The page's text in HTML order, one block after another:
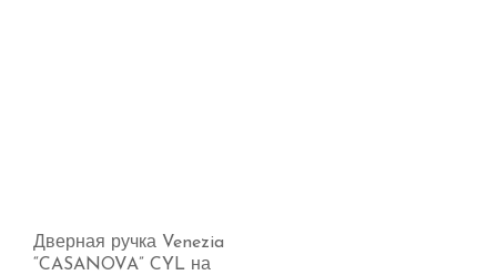
Дверная ручка Venezia
“CASANOVA” CYL на